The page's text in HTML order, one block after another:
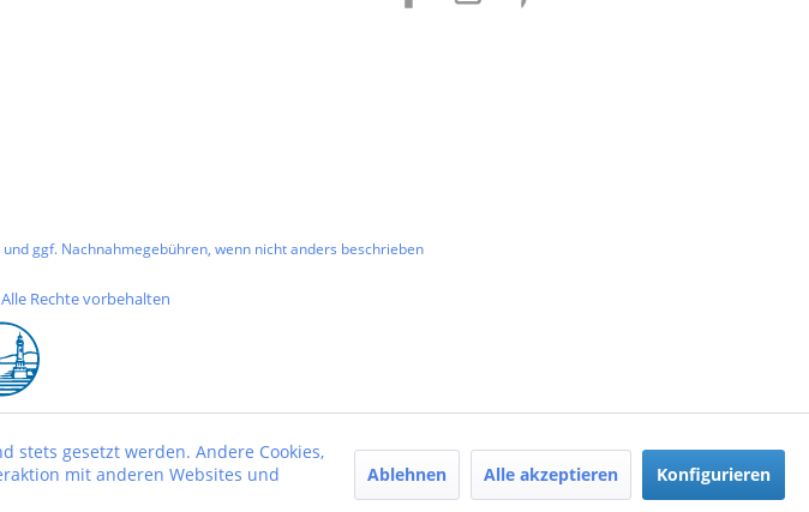
und ggf. Nachnahmegebühren, wenn nicht anders beschrieben
Rechte vorbehalten
stets gesetzt werden. Andere Cookies,
mit anderen Websites und
Ablehnen Alle akzeptieren Konfigurieren